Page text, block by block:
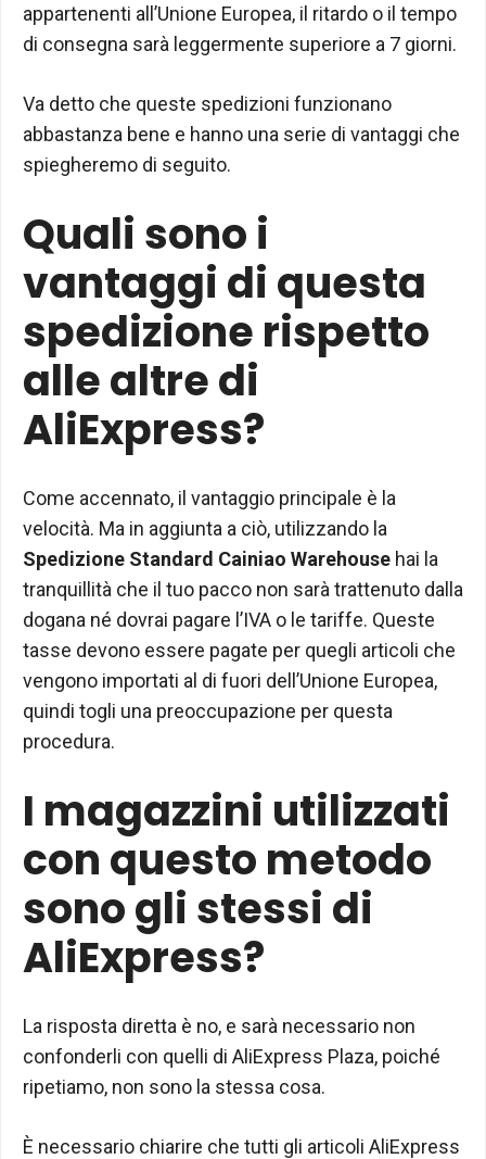
appartenenti all’Unione Europea, il ritardo o il tempo
di consegna sarà leggermente superiore a 7 giorni.
Va detto che queste spedizioni funzionano
abbastanza bene e hanno una serie di vantaggi che
spiegheremo di seguito.
Quali sono i
vantaggi di questa
spedizione rispetto
alle altre di
AliExpress?
Come accennato, il vantaggio principale è la
velocità. Ma in aggiunta a ciò, utilizzando la
Spedizione Standard Cainiao Warehouse hai la
tranquillità che il tuo pacco non sarà trattenuto dalla
dogana né dovrai pagare l’IVA o le tariffe. Queste
tasse devono essere pagate per quegli articoli che
vengono importati al di fuori dell’Unione Europea,
quindi togli una preoccupazione per questa
procedura.
I magazzini utilizzati
con questo metodo
sono gli stessi di
AliExpress?
La risposta diretta è no, e sarà necessario non
confonderli con quelli di AliExpress Plaza, poiché
ripetiamo, non sono la stessa cosa.
È necessario chiarire che tutti gli articoli AliExpress